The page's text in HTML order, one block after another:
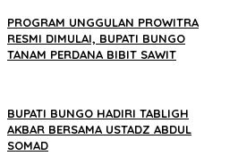
PROGRAM UNGGULAN PROWITRA
RESMI DIMULAI, BUPATI BUNGO
TANAM PERDANA BIBIT SAWIT
BUPATI BUNGO HADIRI TABLIGH
AKBAR BERSAMA USTADZ ABDUL
SOMAD